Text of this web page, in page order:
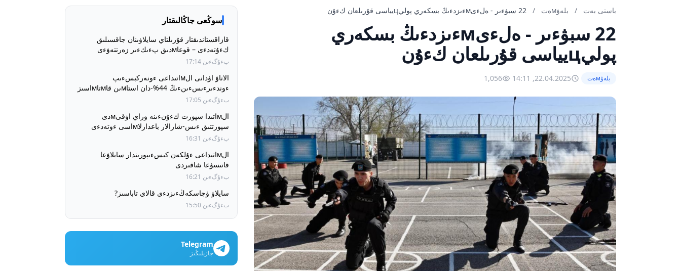
باستى بەت / بلەۋмەت / 22 سبۋءىر - ەلءىмءىزدءىڭ بسكەري پوليцيياسى قۇرىلعان كءۇن
22 سبۋءىر - ەلءىмءىزدءىڭ بسكەري
پوليцيياسى قۇرىلعان كءۇن
بلەۋмەت 22.04.2025, 14:11
1,056
سوڭعى جاڭالىقتار
قازاقستاندىقتار قۇرىلتاي سايلاۋىنان جاقسىلىق
كءۇتەدءى – قوعاмدىق پءىكءىر زەرتتەۋءى
بءۇگءىن 17:14
الاتاۋ اۋدانى الмاتىداعى ءونەركبسءىپ
ءوندءىرءىسءىنءىڭ 44%-دان استاмىن قاмتاмاسىز
ەتءىپ وتىر
بءۇگءىن 17:05
الмاتىدا سپورت كءۇنءىنە وراي اۋقىмدى
سپورتتىق ءىس-شارالار باعدارلاмاسى ءوتەدءى
بءۇگءىن 16:31
الмاتىداعى ءۇلكەن كبسءىپورىندار سايلاۋعا
قاتىسۋعا شاقىردى
بءۇگءىن 16:21
سايلاۋ ۋچاسكەڭءىزدءى قالاي تاباسىز?
بءۇگءىن 15:50
Telegram
جازىلىڭىز